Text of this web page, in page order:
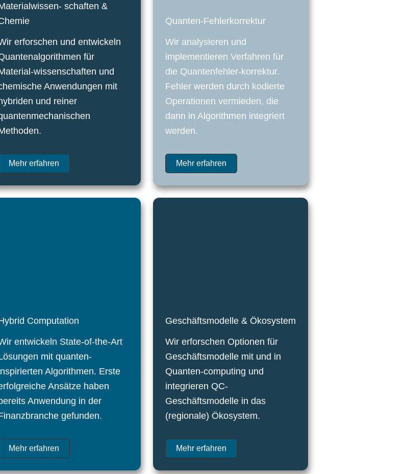
schaften &
erforschen und entwickeln
für
wissenschaften und
Anwendungen mit
und reiner
Mehr erfahren
Quanten-Fehlerkorrektur
Wir analysieren und
implementieren Verfahren für
die Quantenfehler-korrektur.
Fehler werden durch kodierte
Operationen vermieden, die
dann in Algorithmen integriert
werden.
Mehr erfahren
Computation
entwickeln State-of-the-Art
mit quanten-
Algorithmen. Erste
Ansätze haben
Anwendung in der
gefunden.
Mehr erfahren
Geschäftsmodelle & Ökosystem
Wir erforschen Optionen für
Geschäftsmodelle mit und in
Quanten-computing und
integrieren QC-
Geschäftsmodelle in das
(regionale) Ökosystem.​
Mehr erfahren